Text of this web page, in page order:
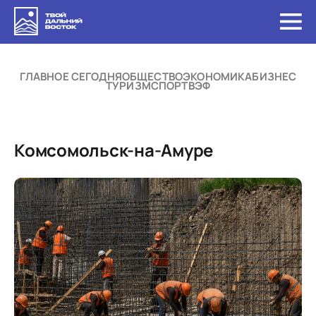
ГЛАВНОЕ СЕГОДНЯОБЩЕСТВОЭКОНОМИКАБИЗНЕС
ТУРИЗМСПОРТВЭФ
Комсомольск-на-Амуре